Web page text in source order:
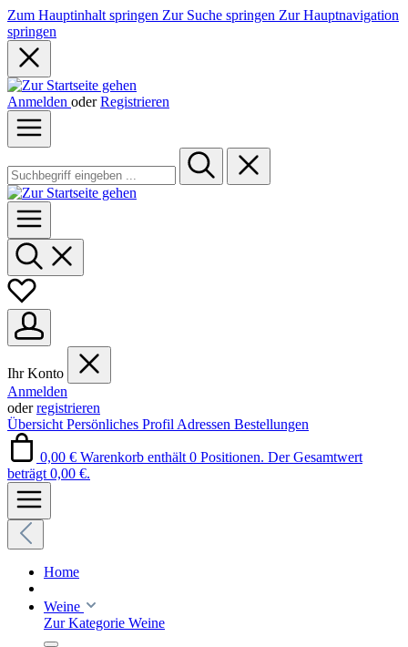
Zum Hauptinhalt springen Zur Suche springen Zur Hauptnavigation
springen
Anmelden oder Registrieren
Ihr Konto
Anmelden
oderregistrieren
Übersicht Persönliches Profil Adressen Bestellungen
0,00 € Warenkorb enthält 0 Positionen. Der Gesamtwert
beträgt 0,00 €.
Home
Weine
Zur Kategorie Weine